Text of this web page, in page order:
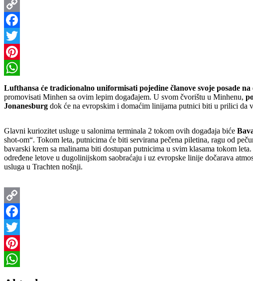
Copy
Link
Facebook
Twitter
Pinterest
WhatsApp
Lufthansa će tradicionalno uniformisati pojedine članove svoje posade
promovisati Minhen sa ovim lepim događajem. U svom čvorištu u Minhenu,
Jonanesburg dok će na evropskim i domaćim linijama putnici biti u prilici da
Glavni kuriozitet usluge u salonima terminala 2 tokom ovih događaja biće
shot-om“. Tokom leta, putnicima će biti servirana pečena piletina, ragu od
bavarski krem sa malinama biti dostupan putnicima u svim klasama tokom
određene letove u dugolinijskom saobraćaju i uz evropske linije dočarava
usluga u Trachten nošnji.
Copy
Link
Facebook
Twitter
Pinterest